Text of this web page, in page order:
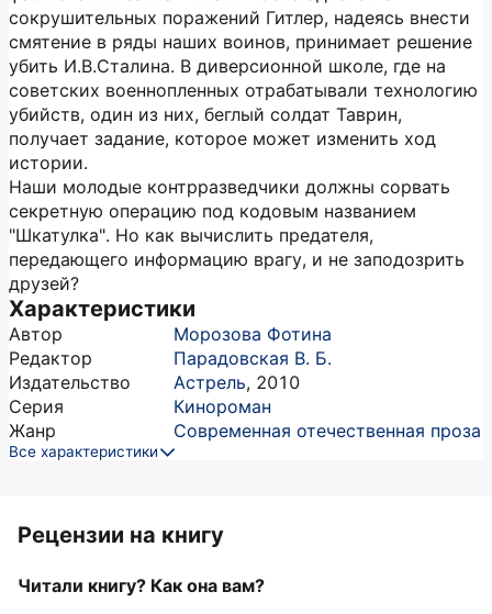
сокрушительных поражений Гитлер, надеясь внести
смятение в ряды наших воинов, принимает решение
убить И.В.Сталина. В диверсионной школе, где на
советских военнопленных отрабатывали технологию
убийств, один из них, беглый солдат Таврин,
получает задание, которое может изменить ход
истории.
Наши молодые контрразведчики должны сорвать
секретную операцию под кодовым названием
"Шкатулка". Но как вычислить предателя,
передающего информацию врагу, и не заподозрить
друзей?
Характеристики
Автор
Морозова Фотина
Редактор
Парадовская В. Б.
Издательство
Астрель, 2010
Серия
Кинороман
Жанр
Современная отечественная проза
Все характеристики
Рецензии на книгу
Читали книгу? Как она вам?